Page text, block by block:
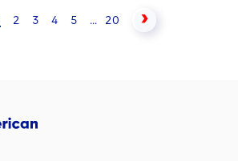
2 3 4 5 ... 20